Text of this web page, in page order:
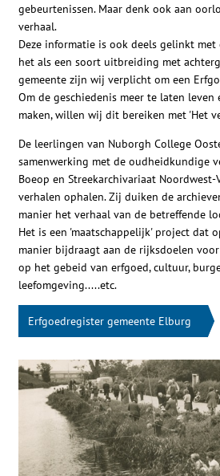
gebeurtenissen. Maar denk ook aan
verhaal.
Deze informatie is ook deels gelinkt met
het als een soort uitbreiding met
gemeente zijn wij verplicht om een
Om de geschiedenis meer te laten
maken, willen wij dit bereiken met 'Het
De leerlingen van Nuborgh College
samenwerking met de oudheidkundige
Boeop en Streekarchivariaat Noordwest-
verhalen ophalen. Zij duiken de
manier het verhaal van de betreffende
Het is een 'maatschappelijk' project dat
manier bijdraagt aan de rijksdoelen
op het gebeid van erfgoed, cultuur,
leefomgeving.....etc.
Erfgoedregister gemeente Elburg